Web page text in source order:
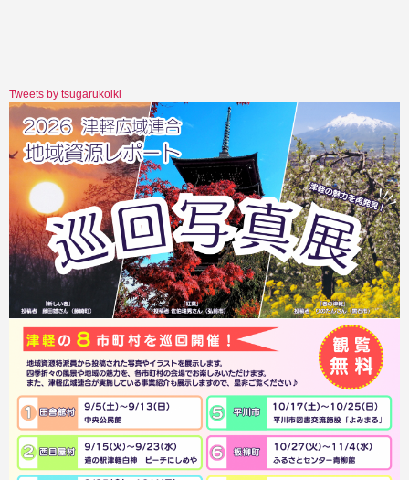
Tweets by tsugarukoiki